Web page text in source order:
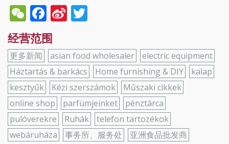
WeChat
Facebook
Sina
经营范围
更多新闻 asian food wholesaler
electric equipment
Háztartás & barkács
Home furnishing & DIY
kalap
kesztyűk
Kézi szerszámok
Műszaki cikkek
online shop
parfümjeinket
pénztárca
pulóverekre
Ruhák
telefon tartozékok
webáruháza
事务所、服务处
亚洲食品批发商